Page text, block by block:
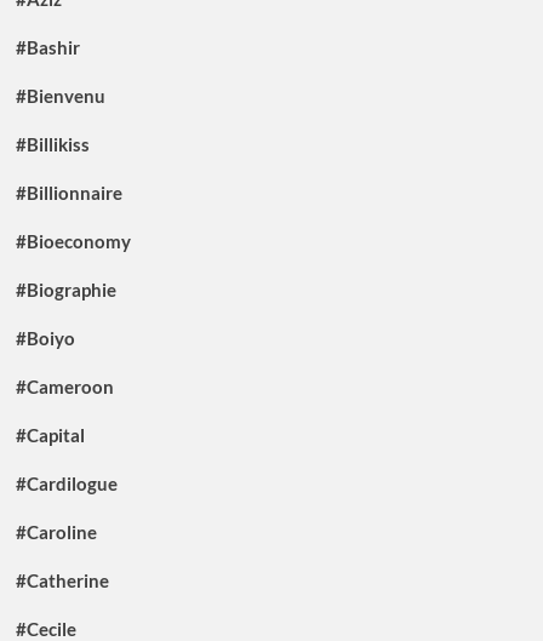
#Bashir
#Bienvenu
#Billikiss
#Billionnaire
#Bioeconomy
#Biographie
#Boiyo
#Cameroon
#Capital
#Cardilogue
#Caroline
#Catherine
#Cecile